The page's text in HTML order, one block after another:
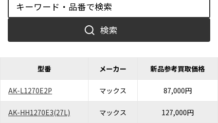
検索
型番 メーカー 新品参考買取価格
AK-L1270E2P マックス 87,000円
AK-HH1270E3(27L) マックス 127,000円